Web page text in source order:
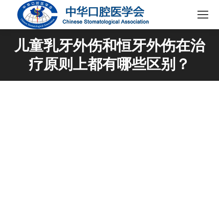
儿童乳牙外伤和恒牙外伤在治
疗原则上都有哪些区别？